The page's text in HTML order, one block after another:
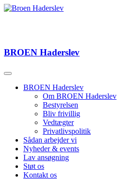
BROEN Haderslev
BROEN Haderslev
Om BROEN Haderslev
Bestyrelsen
Bliv frivillig
Vedtægter
Privatlivspolitik
Sådan arbejder vi
Nyheder & events
Lav ansøgning
Støt os
Kontakt os